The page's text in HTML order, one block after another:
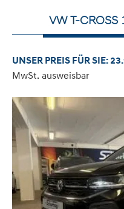
VW T-CROSS
UNSER PREIS FÜR SIE:
MwSt. ausweisbar